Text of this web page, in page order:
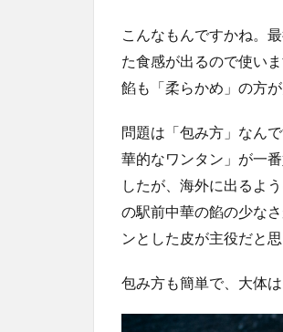
こんなもんですかね。
た食感が出るので使い
餡も「柔らかめ」の方
問題は「包み方」なん
華的なワンタン」が一
したが、海外に出るよ
の駅前中華の餡の少な
ンとした皮が主役だと思
包み方も簡単で、大体は